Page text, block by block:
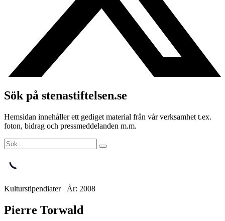
Sök på stenastiftelsen.se
Hemsidan innehåller ett gediget material från vår verksamhet t.ex.
foton, bidrag och pressmeddelanden m.m.
Kulturstipendiater År: 2008
Pierre Torwald